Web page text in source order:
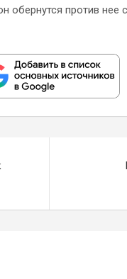
обернутся против нее